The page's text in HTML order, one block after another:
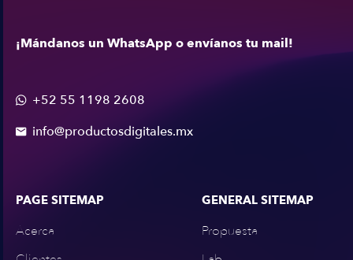
¡Mándanos un WhatsApp o envíanos tu mail!
 +52 55 1198 2608
 info@productosdigitales.mx
PAGE SITEMAP
Acerca
GENERAL SITEMAP
Propuesta